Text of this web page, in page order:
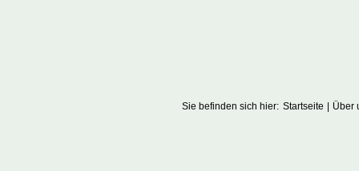
Sie befinden sich hier: Startseite Über